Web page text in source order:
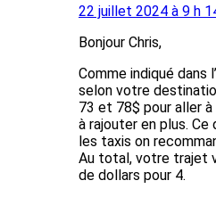
22 juillet 2024 à 9 h
Bonjour Chris,
Comme indiqué dans
selon votre
73 et 78$ pour aller
à rajouter en plus.
les taxis on
Au total, votre trajet
de dollars pour 4.